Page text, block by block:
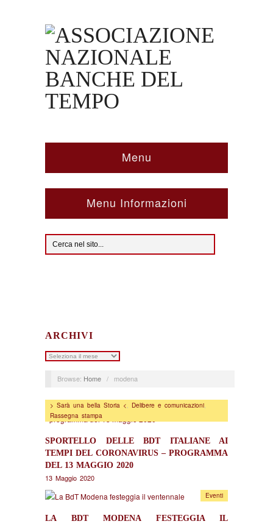
Menu
Menu Informazioni
ARCHIVI
Archivi
Browse: Home / modena
SPORTELLO DELLE BDT ITALIANE AI
TEMPI DEL CORONAVIRUS – PROGRAMMA
DEL 13 MAGGIO 2020
13 Maggio 2020
> Sarà una bella Storia < Delibere e comunicazioni
Rassegna stampa
LA BDT MODENA FESTEGGIA IL
Eventi